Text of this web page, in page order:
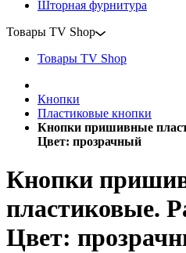
Шторная фурнитура
Товары TV Shop
Товары TV Shop
Кнопки
Пластиковые кнопки
Кнопки пришивные
Цвет: прозрачный
Кнопки
пластиковые.
Цвет: